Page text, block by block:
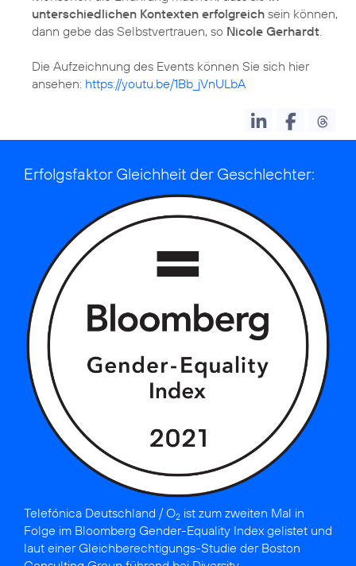
unterschiedlichen Kontexten erfolgreich sein können,
dann gebe das Selbstvertrauen, so Nicole Gerhardt.
Die Aufzeichnung des Events können Sie sich hier
ansehen: https://youtu.be/1Bb_jVnULbA
Erfolgsfaktor Gleichheit der Geschlechter:
Telefónica Deutschland / O2 ist zum zweiten Mal in
Folge im Bloomberg Gender-Equality Index gelistet und
laut einer Gleich­berechti­gungs-Studie der Boston